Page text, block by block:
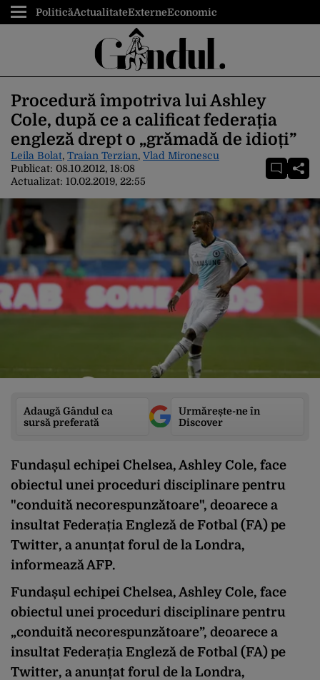
PoliticăActualitateExterneEconomic
Procedură împotriva lui Ashley
Cole, după ce a calificat federația
engleză drept o „grămadă de idioți”
Leila Bolat, Traian Terzian, Vlad Mironescu
Publicat: 08.10.2012, 18:08
Actualizat: 10.02.2019, 22:55
Adaugă Gândul ca
sursă preferată
Urmărește-ne în
Discover
Fundașul echipei Chelsea, Ashley Cole, face
obiectul unei proceduri disciplinare pentru
"conduită necorespunzătoare", deoarece a
insultat Federația Engleză de Fotbal (FA) pe
Twitter, a anunțat forul de la Londra,
informează AFP.
Fundașul echipei Chelsea, Ashley Cole, face
obiectul unei proceduri disciplinare pentru
„conduită necorespunzătoare”, deoarece a
insultat Federația Engleză de Fotbal (FA) pe
Twitter, a anunțat forul de la Londra,